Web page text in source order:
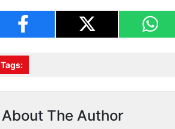
Tags:
About The Author